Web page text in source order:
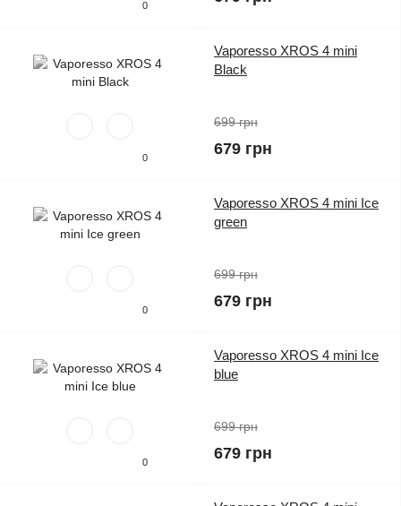
0
0
Vaporesso XROS 4 mini
Black
699 грн
679 грн
0
Vaporesso XROS 4 mini Ice
green
699 грн
679 грн
0
Vaporesso XROS 4 mini Ice
blue
699 грн
679 грн